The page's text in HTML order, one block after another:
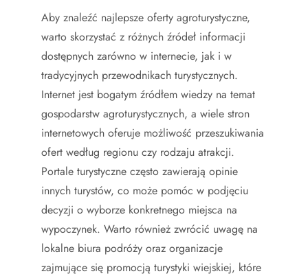
Aby znaleźć najlepsze oferty agroturystyczne,
warto skorzystać z różnych źródeł informacji
dostępnych zarówno w internecie, jak i w
tradycyjnych przewodnikach turystycznych.
Internet jest bogatym źródłem wiedzy na temat
gospodarstw agroturystycznych, a wiele stron
internetowych oferuje możliwość przeszukiwania
ofert według regionu czy rodzaju atrakcji.
Portale turystyczne często zawierają opinie
innych turystów, co może pomóc w podjęciu
decyzji o wyborze konkretnego miejsca na
wypoczynek. Warto również zwrócić uwagę na
lokalne biura podróży oraz organizacje
zajmujące się promocją turystyki wiejskiej, które